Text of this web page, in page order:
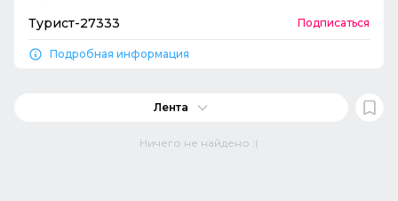
Турист-27333 Подписаться
Подробная информация
Лента
Ничего не найдено :(